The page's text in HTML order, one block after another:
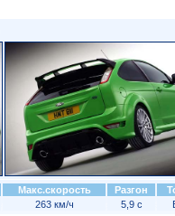
Макс.скорость Разгон
263 км/ч 5,9 с